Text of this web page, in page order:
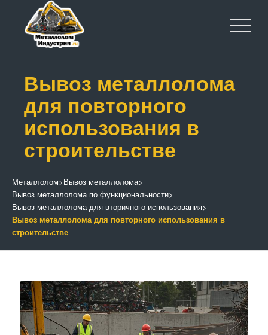
Вывоз металлолома
для повторного
использования в
строительстве
Металлолом>Вывоз металлолома>
Вывоз металлолома по функциональности>
Вывоз металлолома для вторичного использования>
Вывоз металлолома для повторного использования в
строительстве